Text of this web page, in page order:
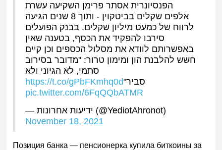
הפנסיונרית אסתר פרימן השקיעה עשרת
אלפים שקלים בביטקוין - ותוך 8 שנים הגיעה
לרווח של כמעט מיליון שקלים. בבנק הפועלים
סירבו להפקיד את הכסף, בטענה שאין
באפשרותם לוודא את מסלול הכספים וכן קיים
חשש להלבנת הון ומימון טרור: "מדובר בסירוב
סתמי, לא הגיוני ולא
סביר"https://t.co/gPbFKmhq0d
pic.twitter.com/6FqQQbATMR
— ידיעות אחרונות (@YediotAhronot)
November 18, 2021
Позиция банка— пенсионерка купила биткоины за